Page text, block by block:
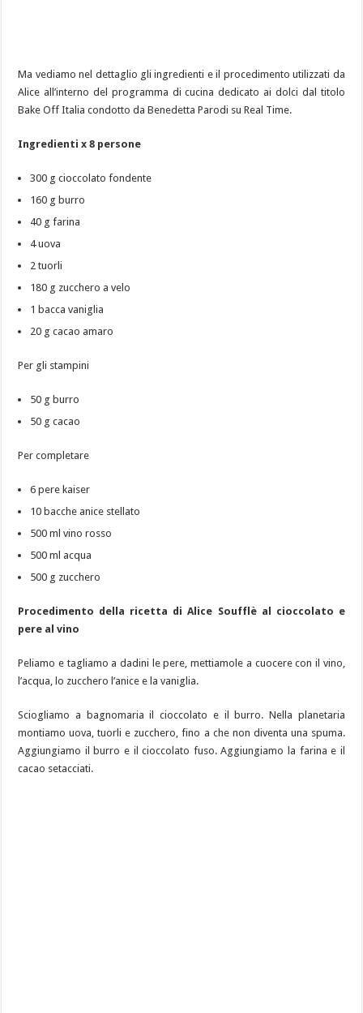
Ma vediamo nel dettaglio gli ingredienti e il procedimento utilizzati da
Alice all’interno del programma di cucina dedicato ai dolci dal titolo
Bake Off Italia condotto da Benedetta Parodi su Real Time.
Ingredienti x 8 persone
300 g cioccolato fondente
160 g burro
40 g farina
4 uova
2 tuorli
180 g zucchero a velo
1 bacca vaniglia
20 g cacao amaro
Per gli stampini
50 g burro
50 g cacao
Per completare
6 pere kaiser
10 bacche anice stellato
500 ml vino rosso
500 ml acqua
500 g zucchero
Procedimento della ricetta di Alice Soufflè al cioccolato e
pere al vino
Peliamo e tagliamo a dadini le pere, mettiamole a cuocere con il vino,
l’acqua, lo zucchero l’anice e la vaniglia.
Sciogliamo a bagnomaria il cioccolato e il burro. Nella planetaria
montiamo uova, tuorli e zucchero, fino a che non diventa una spuma.
Aggiungiamo il burro e il cioccolato fuso. Aggiungiamo la farina e il
cacao setacciati.